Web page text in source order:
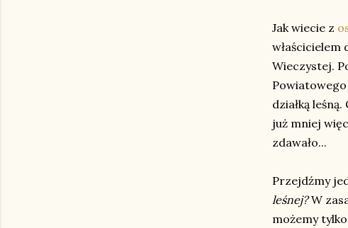
Jak wiecie z
właścicielem
Wieczystej.
działką
już mniej
zdawało...
Przejdźmy
leśnej?W
możemy